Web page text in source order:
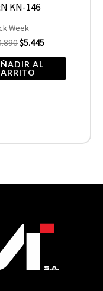
KN-146
Week
$5.445
AL